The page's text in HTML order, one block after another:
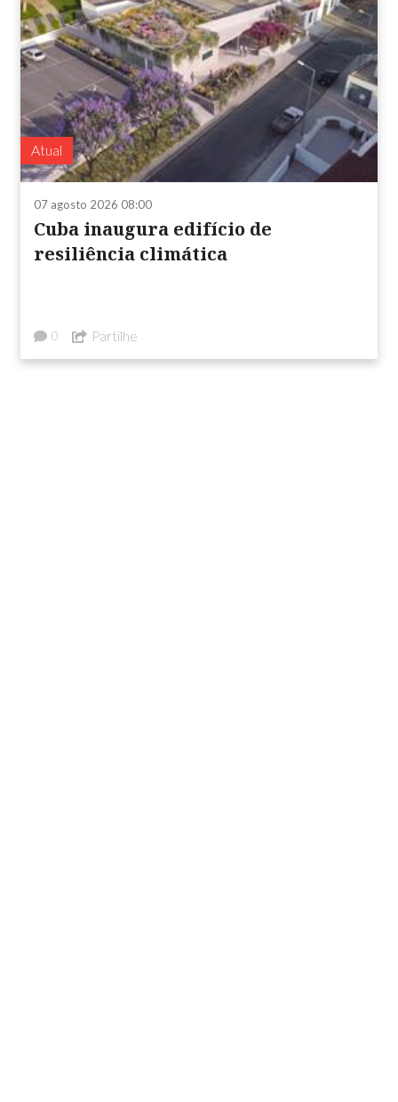
Atual
07 agosto 2026 08:00
Cuba inaugura edifício de
resiliência climática
0 Partilhe